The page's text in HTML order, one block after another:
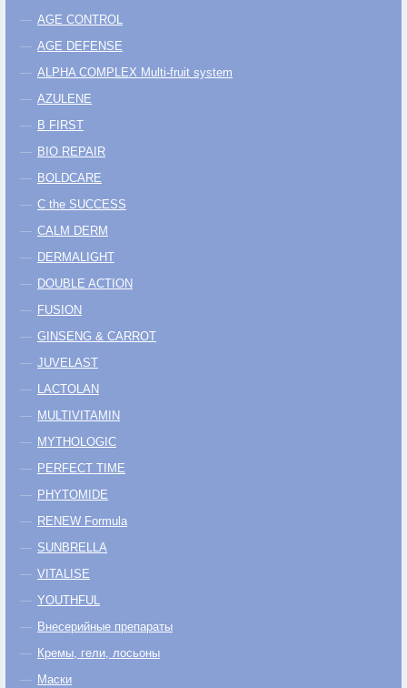
AGE CONTROL
AGE DEFENSE
ALPHA COMPLEX Multi-fruit system
AZULENE
B FIRST
BIO REPAIR
BOLDCARE
C the SUCCESS
CALM DERM
DERMALIGHT
DOUBLE ACTION
FUSION
GINSENG & CARROT
JUVELAST
LACTOLAN
MULTIVITAMIN
MYTHOLOGIC
PERFECT TIME
PHYTOMIDE
RENEW Formula
SUNBRELLA
VITALISE
YOUTHFUL
Внесерийные препараты
Кремы, гели, лосьоны
Маски